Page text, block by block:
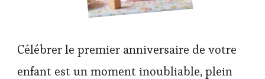
Célébrer le premier anniversaire de votre
enfant est un moment inoubliable, plein